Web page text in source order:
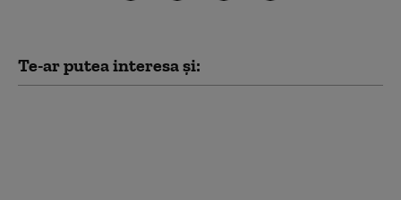
Te-ar putea interesa și: